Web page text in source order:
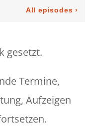
gesetzt.
Termine,
Aufzeigen